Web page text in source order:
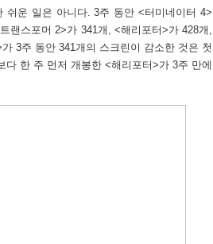
쉬운 일은 아니다. 3주 동안 <터미네이터 4>
랜스포머 2>가 341개, <해리포터>가 428개,
3주 동안 341개의 스크린이 감소한 것은 첫
한 주 먼저 개봉한 <해리포터>가 3주 만에